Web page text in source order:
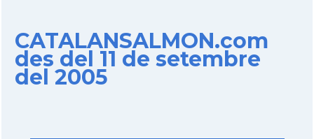
CATALANSALMON.com
des del 11 de setembre
del 2005